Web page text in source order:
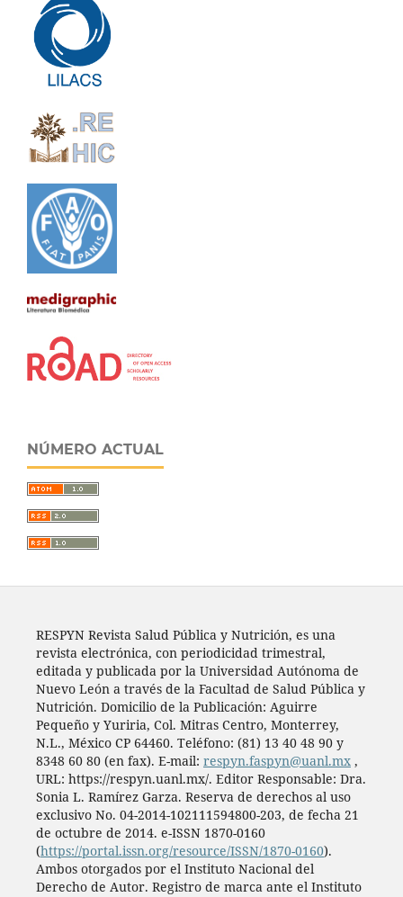
NÚMERO ACTUAL
RESPYN Revista Salud Pública y Nutrición, es una
revista electrónica, con periodicidad trimestral,
editada y publicada por la Universidad Autónoma de
Nuevo León a través de la Facultad de Salud Pública y
Nutrición. Domicilio de la Publicación: Aguirre
Pequeño y Yuriria, Col. Mitras Centro, Monterrey,
N.L., México CP 64460. Teléfono: (81) 13 40 48 90 y
8348 60 80 (en fax). E-mail: respyn.faspyn@uanl.mx,
URL: https://respyn.uanl.mx/. Editor Responsable: Dra.
Sonia L. Ramírez Garza. Reserva de derechos al uso
exclusivo No. 04-2014-102111594800-203, de fecha 21
de octubre de 2014. e-ISSN 1870-0160
(https://portal.issn.org/resource/ISSN/1870-0160).
Ambos otorgados por el Instituto Nacional del
Derecho de Autor. Registro de marca ante el Instituto